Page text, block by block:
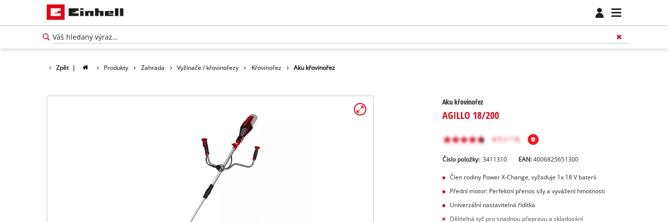
Zpět | Produkty Zahrada Vyžínače / křovinořezy Křovinořez Aku křovinořez
Aku křovinořez
AGILLO 18/200
Číslo položky: 3411310 EAN:4006825651300
Člen rodiny Power X-Change, vyžaduje 1x 18 V baterii
Přední motor: Perfektní přenos síly a vyvážení hmotnosti
Univerzální nastavitelná řídítka
Dělitelná tyč pro snadnou přepravu a skladování